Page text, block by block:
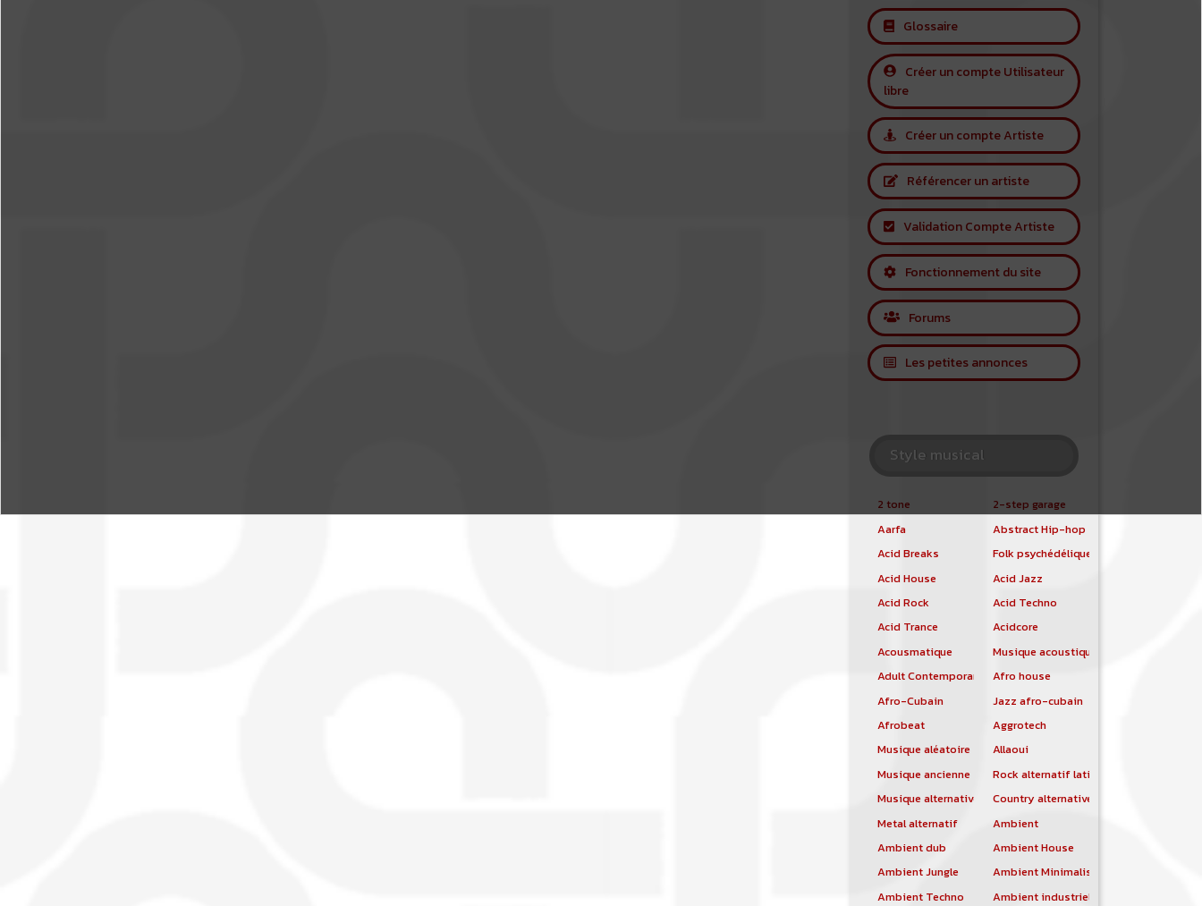
Glossaire
Créer un compte Utilisateur
libre
Créer un compte Artiste
Référencer un artiste
Validation Compte Artiste
Fonctionnement du site
Forums
Les petites annonces
Style musical
2 tone
2-step garage
Aarfa
Abstract Hip-hop
Acid Breaks
Folk psychédélique
Acid House
Acid Jazz
Acid Rock
Acid Techno
Acid Trance
Acidcore
Acousmatique
Musique acoustique
Adult Contemporary
Afro house
Afro-Cubain
Jazz afro-cubain
Afrobeat
Aggrotech
Musique aléatoire
Allaoui
Musique ancienne
Rock alternatif latino
Musique alternative
Country alternative
Metal alternatif
Ambient
Ambient dub
Ambient House
Ambient Jungle
Ambient Minimalist
Ambient Techno
Ambient industriel